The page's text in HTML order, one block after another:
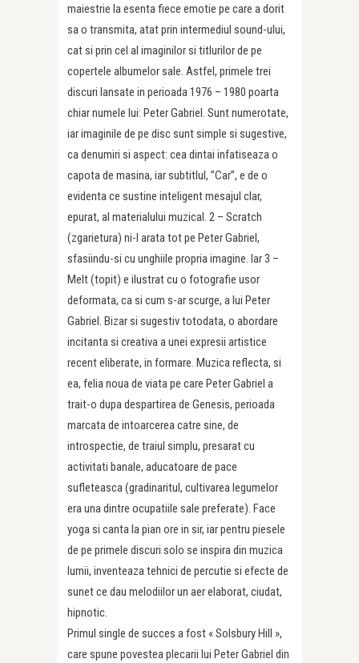
maiestrie la esenta fiece emotie pe care a dorit
sa o transmita, atat prin intermediul sound-ului,
cat si prin cel al imaginilor si titlurilor de pe
copertele albumelor sale. Astfel, primele trei
discuri lansate in perioada 1976 – 1980 poarta
chiar numele lui: Peter Gabriel. Sunt numerotate,
iar imaginile de pe disc sunt simple si sugestive,
ca denumiri si aspect: cea dintai infatiseaza o
capota de masina, iar subtitlul, ”Car”, e de o
evidenta ce sustine inteligent mesajul clar,
epurat, al materialului muzical. 2 – Scratch
(zgarietura) ni-l arata tot pe Peter Gabriel,
sfasiindu-si cu unghiile propria imagine. Iar 3 –
Melt (topit) e ilustrat cu o fotografie usor
deformata, ca si cum s-ar scurge, a lui Peter
Gabriel. Bizar si sugestiv totodata, o abordare
incitanta si creativa a unei expresii artistice
recent eliberate, in formare. Muzica reflecta, si
ea, felia noua de viata pe care Peter Gabriel a
trait-o dupa despartirea de Genesis, perioada
marcata de intoarcerea catre sine, de
introspectie, de traiul simplu, presarat cu
activitati banale, aducatoare de pace
sufleteasca (gradinaritul, cultivarea legumelor
era una dintre ocupatiile sale preferate). Face
yoga si canta la pian ore in sir, iar pentru piesele
de pe primele discuri solo se inspira din muzica
lumii, inventeaza tehnici de percutie si efecte de
sunet ce dau melodiilor un aer elaborat, ciudat,
hipnotic.
Primul single de succes a fost « Solsbury Hill »,
care spune povestea plecarii lui Peter Gabriel din